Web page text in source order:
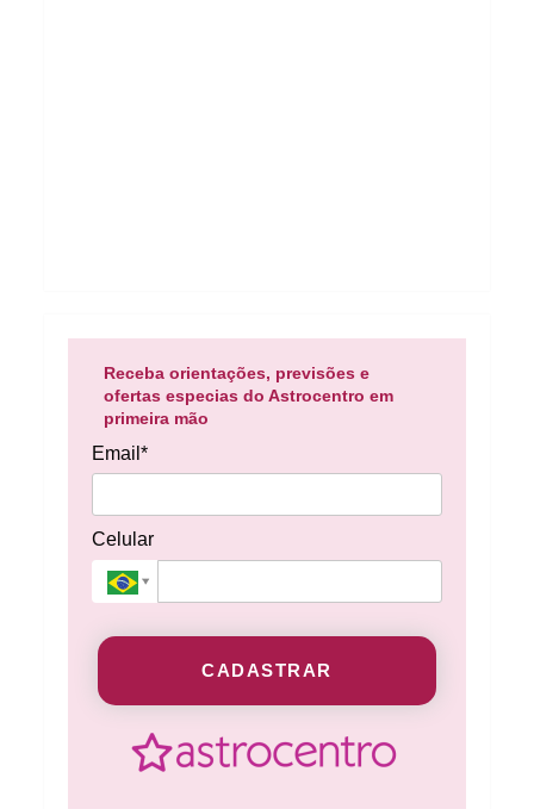
Receba orientações, previsões e
ofertas especias do Astrocentro em
primeira mão
Email*
Celular
CADASTRAR